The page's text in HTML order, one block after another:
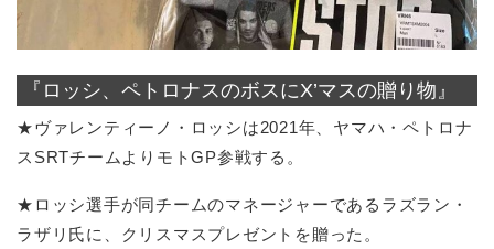
『ロッシ、ペトロナスのボスにX’マスの贈り物』
★ヴァレンティーノ・ロッシは2021年、ヤマハ・ペトロナ
スSRTチームよりモトGP参戦する。
★ロッシ選手が同チームのマネージャーであるラズラン・
ラザリ氏に、クリスマスプレゼントを贈った。